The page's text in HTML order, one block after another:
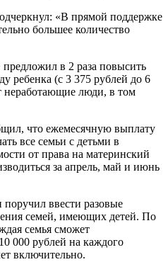
«В прямой поддержке
большее количество
в 2 раза повысить
ребенка (с 3 375 рублей до 6
неработающие люди, в том
что ежемесячную выплату
все семьи с детьми в
от права на материнский
за апрель, май и июнь
ввести разовые
семей, имеющих детей. По
семья сможет
000 рублей на каждого
включительно.